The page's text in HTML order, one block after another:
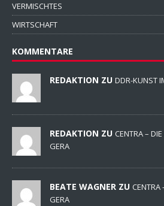
VERMISCHTES
WIRTSCHAFT
KOMMENTARE
REDAKTION ZU DDR-KUNST
REDAKTION ZU CENTRA –
GERA
BEATE WAGNER ZU CENTRA
GERA